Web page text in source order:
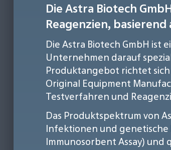
Die Astra Biotech
Reagenzien,
Die Astra Biotech GmbH ist
Unternehmen darauf
Produktangebot richtet
Original Equipment
Testverfahren und
Das Produktspektrum von
Infektionen und genetische
Immunosorbent Assay) und